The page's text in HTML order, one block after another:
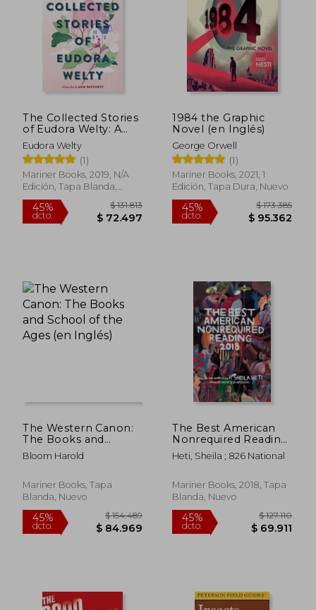
45%
dcto. $ 396.806
45%
dcto.
The Collected Stories
of Eudora Welty: A
Collection (en Inglés)
Eudora Welty
(1)
Mariner Books, 2019, N/A
Edición, Tapa Blanda,
Nuevo
1984 the Graphic
Novel (en Inglés)
George Orwell
(1)
Mariner Books, 2021, 1
Edición, Tapa Dura, Nuevo
The Western Canon:
The Books and
School of the Ages
(en Inglés)
Bloom Harold
Mariner Books, Tapa
Blanda, Nuevo
The Best American
Nonrequired Reading
2018 (en Inglés)
Heti, Sheila ; 826 National
Mariner Books, 2018, Tapa
Blanda, Nuevo